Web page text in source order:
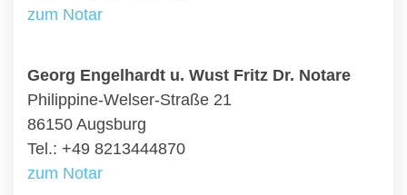
zum Notar
Georg Engelhardt u. Wust Fritz Dr. Notare
Philippine-Welser-Straße 21
86150 Augsburg
Tel.: +49 8213444870
zum Notar